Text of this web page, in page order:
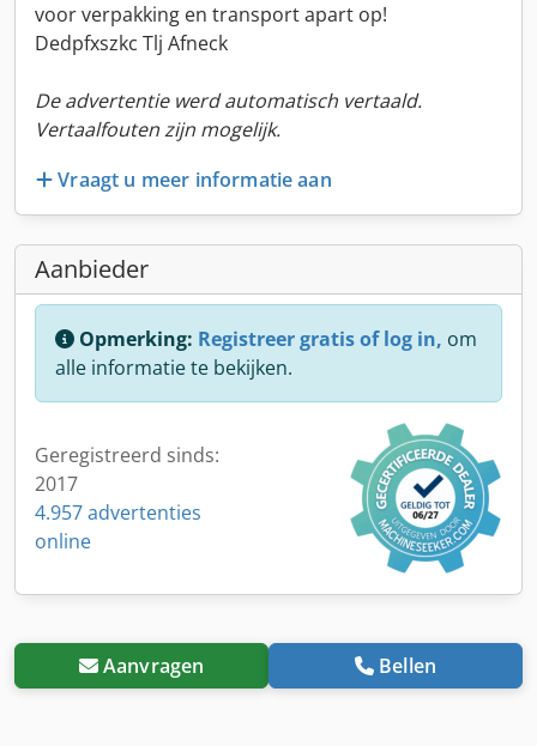
voor verpakking en transport apart op!
Dedpfxszkc Tlj Afneck
De advertentie werd automatisch vertaald.
Vertaalfouten zijn mogelijk.
Vraagt u meer informatie aan
Aanbieder
Opmerking: Registreer gratis of log in, om
alle informatie te bekijken.
Geregistreerd sinds:
2017
4.957 advertenties
online
Aanvragen Bellen